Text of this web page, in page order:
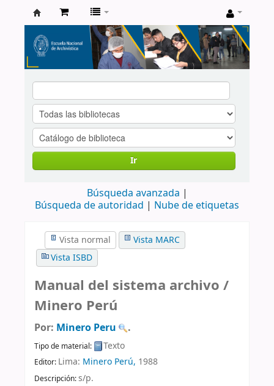
Catálogo
de
Biblioteca
ENA
Ir
Búsqueda avanzada
Búsqueda de autoridad
Nube de etiquetas
Vista normal
Vista MARC
Vista ISBD
Manual del sistema archivo /
Minero Perú
Por: Minero Peru .
Tipo de material: Texto
Editor: Lima: Minero Perú, 1988
Descripción:s/p.